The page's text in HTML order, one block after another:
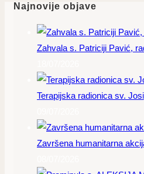
Najnovije objave
Zahvala s. Patriciji Pavić,
Terapijska radionica sv.
Završena humanitarna